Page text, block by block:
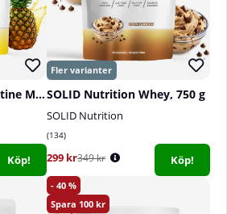
SOLID Nutrition Creatine Monohydrate, 400 g
Köp!
SOLID Nutrition Whey, 750 g
SOLID Nutrition
134
299 kr349 kr Köp!
40
100